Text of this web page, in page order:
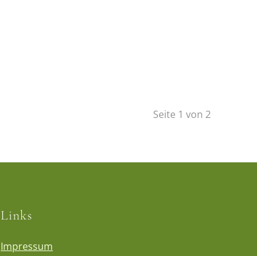
Seite 1 von 2
Links
Impressum